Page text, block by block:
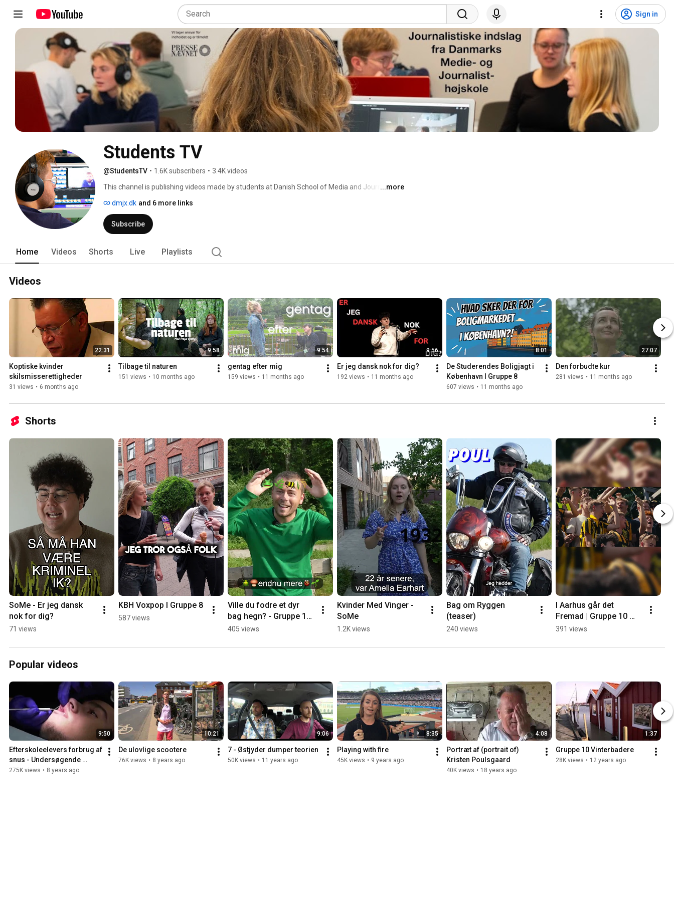
Sign in
Students TV
@StudentsTV • 1.6K subscribers • 3.4K videos
This channel is publishing videos made by students at Danish School of Media and Journalism
...more
dmjx.dk and 6 more links
Subscribe
Home Videos Shorts Live Playlists
Videos
22:31
Koptiske kvinder
skilsmisserettigheder
31 views • 6 months ago
9:58
Tilbage til naturen
151 views • 10 months ago
9:54
gentag efter mig
159 views • 11 months ago
9:56
Er jeg dansk nok for dig?
192 views • 11 months ago
8:01
De Studerendes Boligjagt i
København l Gruppe 8
607 views • 11 months ago
27:07
Den forbudte kur
281 views • 11 months ago
Shorts
SoMe - Er jeg dansk
nok for dig?
71 views
KBH Voxpop l Gruppe 8
587 views
Ville du fodre et dyr
bag hegn? - Gruppe 12
SoMe
405 views
Kvinder Med Vinger -
SoMe
1.2K views
Bag om Ryggen
(teaser)
240 views
I Aarhus går det
Fremad | Gruppe 10
SoMe
391 views
Popular videos
9:50
Efterskoleelevers forbrug af
snus - Undersøgende
projekt
275K views • 8 years ago
10:21
De ulovlige scootere
76K views • 8 years ago
9:06
7 - Østjyder dumper teorien
50K views • 11 years ago
8:35
Playing with fire
45K views • 9 years ago
4:08
Portræt af (portrait of)
Kristen Poulsgaard
40K views • 18 years ago
1:37
Gruppe 10 Vinterbadere
28K views • 12 years ago